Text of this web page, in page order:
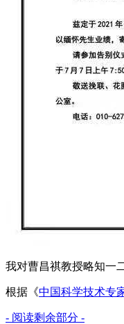
我对曹昌祺教授略知一
根据《中国科学技术专
- 阅读剩余部分 -